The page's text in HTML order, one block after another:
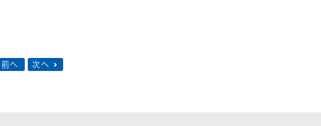
前へ 次へ